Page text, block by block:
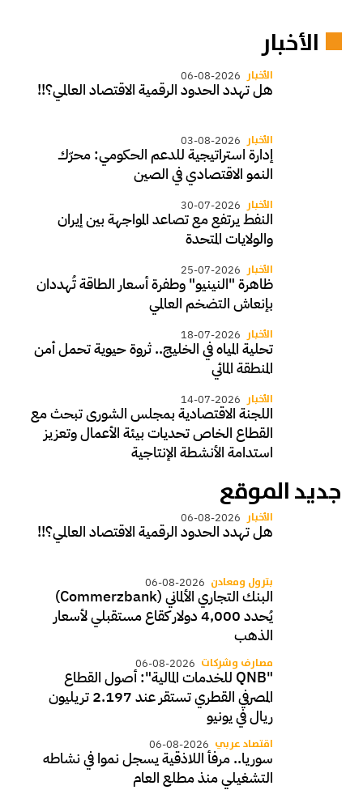
الأخبار
الأخبار 06-08-2026
هل تهدد الحدود الرقمية الاقتصاد العالمي؟!!
الأخبار 03-08-2026
إدارة استراتيجية للدعم الحكومي: محرّك
النمو الاقتصادي في الصين
الأخبار 30-07-2026
النفط يرتفع مع تصاعد المواجهة بين إيران
والولايات المتحدة
الأخبار 25-07-2026
ظاهرة "النينيو" وطفرة أسعار الطاقة تُهددان
بإنعاش التضخم العالمي
الأخبار 18-07-2026
تحلية المياه في الخليج.. ثروة حيوية تحمل أمن
المنطقة المائي
الأخبار 14-07-2026
اللجنة الاقتصادية بمجلس الشورى تبحث مع
القطاع الخاص تحديات بيئة الأعمال وتعزيز
استدامة الأنشطة الإنتاجية
جديد الموقع
الأخبار 06-08-2026
هل تهدد الحدود الرقمية الاقتصاد العالمي؟!!
بترول ومعادن 06-08-2026
البنك التجاري الألماني (Commerzbank)
يُحدد 4,000 دولار كقاع مستقبلي لأسعار
الذهب
مصارف وشركات 06-08-2026
"QNB للخدمات المالية": أصول القطاع
المصرفي القطري تستقر عند 2.197 تريليون
ريال في يونيو
اقتصاد عربي 06-08-2026
سوريا.. مرفأ اللاذقية يسجل نموا في نشاطه
التشغيلي منذ مطلع العام